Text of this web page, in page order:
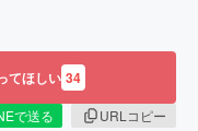
てほしい 34
で送る
URLコピー